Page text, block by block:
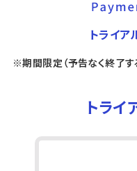
トライア
※期間限定（予告なく終了す
トライ